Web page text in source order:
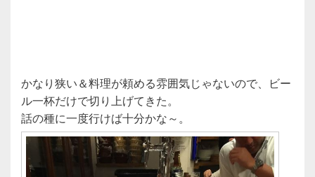
かなり狭い＆料理が頼める雰囲気じゃないので、ビー
ル一杯だけで切り上げてきた。
話の種に一度行けば十分かな～。